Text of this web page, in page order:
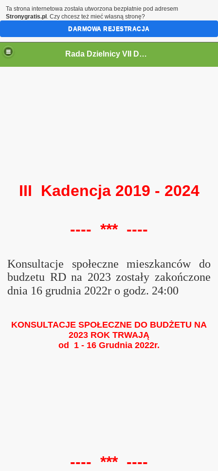
Rada Dzielnicy VII Dwór
III Kadencja 2019 - 2024
---- *** ----
Konsultacje społeczne mieszkanców do
budzetu RD na 2023 zostały zakończone
dnia 16 grudnia 2022r o godz. 24:00
KONSULTACJE SPOŁECZNE DO BUDŻETU NA
2023 ROK TRWAJĄ
od 1 - 16 Grudnia 2022r.
---- *** ----
Ta strona internetowa została utworzona bezpłatnie pod adresem
Stronygratis.pl . Czy chcesz też mieć własną stronę?
DARMOWA REJESTRACJA